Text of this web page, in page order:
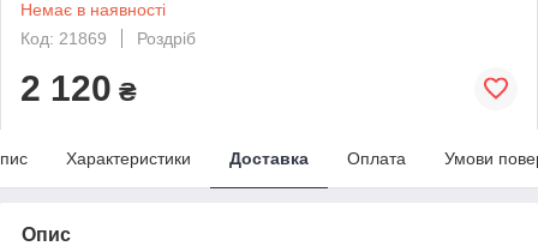
Немає в наявності
Код: 21869
Роздріб
2 120 ₴
Характеристики Доставка Оплата Умови
Опис